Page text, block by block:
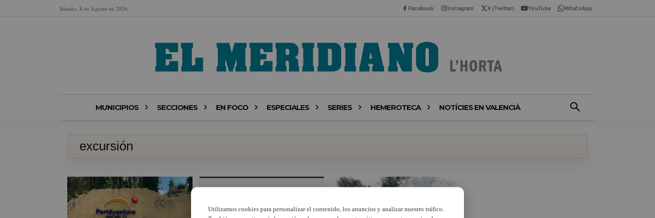
Sábado, 8 de Agosto de 2026 Facebook Instagram X (Twitter) YouTube WhatsApp
MUNICIPIOS SECCIONES EN FOCO ESPECIALES SERIES HEMEROTECA NOTÍCIES EN VALENCIÀ
excursión
Utilizamos cookies para personalizar el contenido, los anuncios y analizar nuestro tráfico.